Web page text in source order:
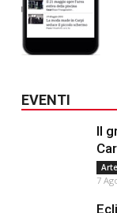
EVENTI
Il
7